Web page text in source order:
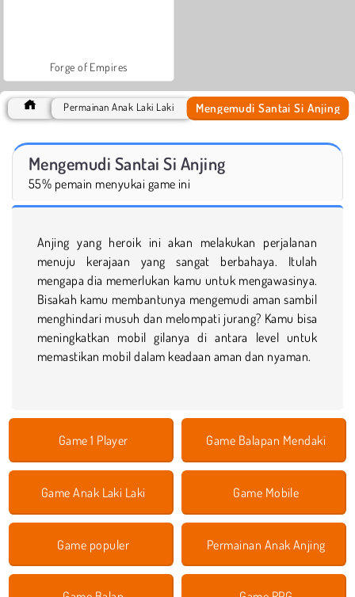
Forge of Empires
Permainan Anak Laki Laki Mengemudi Santai Si Anjing
Mengemudi Santai Si Anjing
55% pemain menyukai game ini
Anjing yang heroik ini akan melakukan perjalanan
menuju kerajaan yang sangat berbahaya. Itulah
mengapa dia memerlukan kamu untuk mengawasinya.
Bisakah kamu membantunya mengemudi aman sambil
menghindari musuh dan melompati jurang? Kamu bisa
meningkatkan mobil gilanya di antara level untuk
memastikan mobil dalam keadaan aman dan nyaman.
Game 1 Player Game Balapan Mendaki
Game Anak Laki Laki Game Mobile
Game populer Permainan Anak Anjing